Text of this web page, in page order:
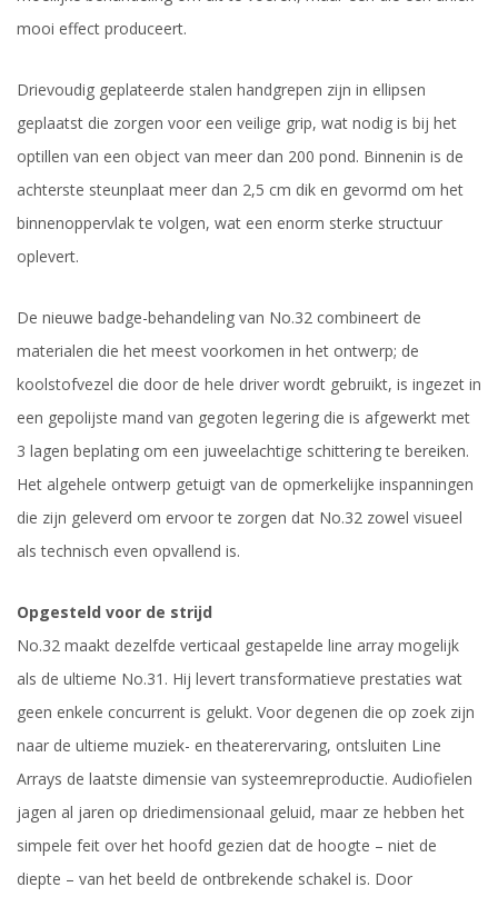
mooi effect produceert.
Drievoudig geplateerde stalen handgrepen zijn in ellipsen
geplaatst die zorgen voor een veilige grip, wat nodig is bij het
optillen van een object van meer dan 200 pond. Binnenin is de
achterste steunplaat meer dan 2,5 cm dik en gevormd om het
binnenoppervlak te volgen, wat een enorm sterke structuur
oplevert.
De nieuwe badge-behandeling van No.32 combineert de
materialen die het meest voorkomen in het ontwerp; de
koolstofvezel die door de hele driver wordt gebruikt, is ingezet in
een gepolijste mand van gegoten legering die is afgewerkt met
3 lagen beplating om een juweelachtige schittering te bereiken.
Het algehele ontwerp getuigt van de opmerkelijke inspanningen
die zijn geleverd om ervoor te zorgen dat No.32 zowel visueel
als technisch even opvallend is.
Opgesteld voor de strijd
No.32 maakt dezelfde verticaal gestapelde line array mogelijk
als de ultieme No.31. Hij levert transformatieve prestaties wat
geen enkele concurrent is gelukt. Voor degenen die op zoek zijn
naar de ultieme muziek- en theaterervaring, ontsluiten Line
Arrays de laatste dimensie van systeemreproductie. Audiofielen
jagen al jaren op driedimensionaal geluid, maar ze hebben het
simpele feit over het hoofd gezien dat de hoogte – niet de
diepte – van het beeld de ontbrekende schakel is. Door